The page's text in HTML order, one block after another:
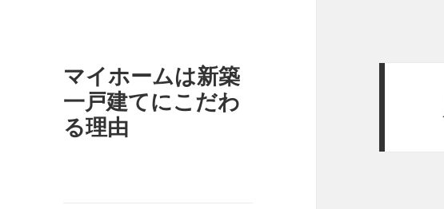
マイホームは新築
一戸建てにこだわ
る理由